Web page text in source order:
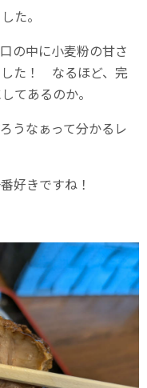
た。
の中に小麦粉の甘さ
した！ なるほど、完
てあるのか。
うなぁって分かるレ
好きですね！